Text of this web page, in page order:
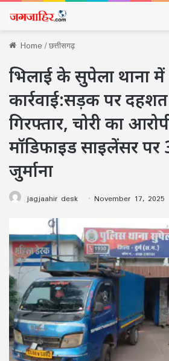
Home/छत्तीसगढ़
भिलाई के सुपेला थाना में
कार्रवाई:सड़क पर
गिरफ्तार, चोरी का
मॉडिफाइड साइलेंसर पर
जुर्माना
jagjaahir desk November 17, 2025